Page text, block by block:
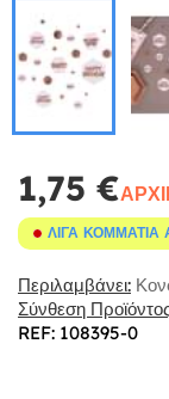
1,75 €
ΛΊΓΑ
Περιλαμβάνει:
Σύνθεση
REF: 108395-0